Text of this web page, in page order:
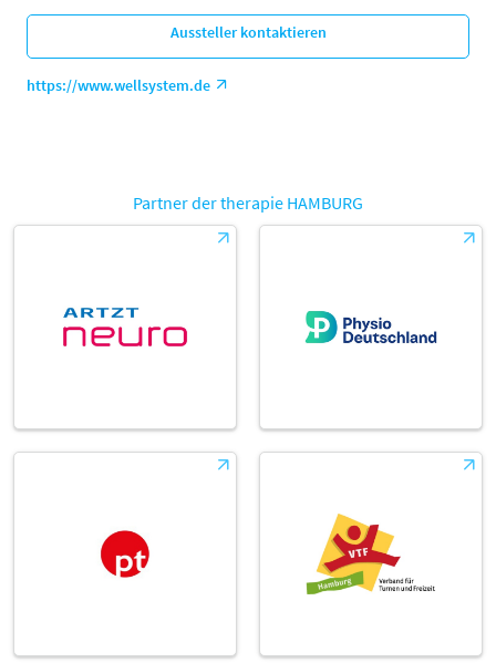
Aussteller kontaktieren
https://www.wellsystem.de
Partner der therapie HAMBURG